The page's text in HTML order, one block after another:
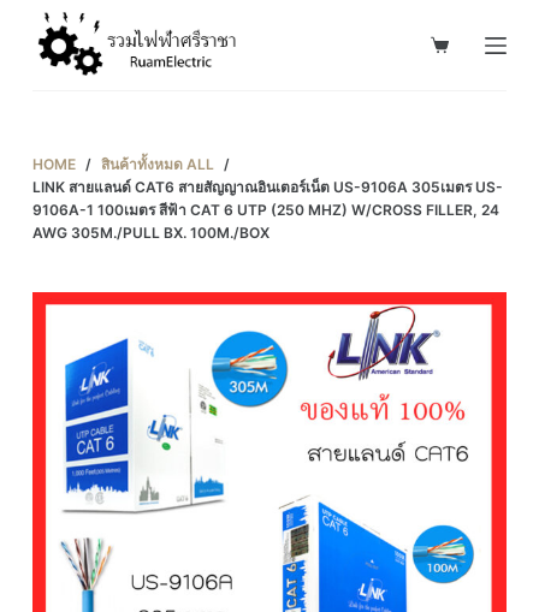
o
c
HOME / สินค้าทั้งหมด ALL /
LINK สายแลนด์ CAT6 สายสัญญาณอินเตอร์เน็ต US-9106A 305เมตร US-
9106A-1 100เมตร สีฟ้า CAT 6 UTP (250 MHZ) W/CROSS FILLER, 24
AWG 305M./PULL BX. 100M./BOX